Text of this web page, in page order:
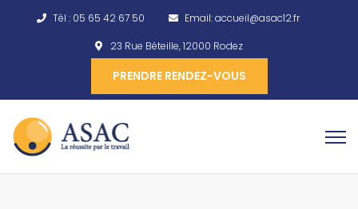
Tél : 05 65 42 67 50 Email:accueil@asac12.fr
23 Rue Béteille, 12000 Rodez
PRENDRE RENDEZ-VOUS